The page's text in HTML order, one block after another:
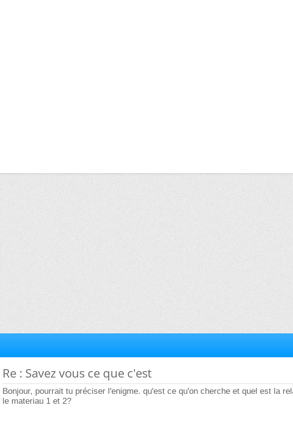
Re : Savez vous ce que c'est
Bonjour, pourrait tu préciser l'enigme. qu'est ce qu'on cherche et quel est la
le materiau 1 et 2?